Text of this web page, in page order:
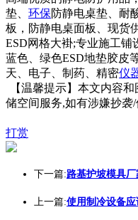
垫、 环保防静电桌垫、耐
板，防静电桌面板、现货
ESD网格大褂;专业施工铺
蓝色、绿色ESD地垫胶皮
天、电子、制药、精密仪
【温馨提示】本文内容
储空间服务,如有涉嫌抄袭
打赏
下一篇:路基护坡模具
上一篇:使用制冷设备